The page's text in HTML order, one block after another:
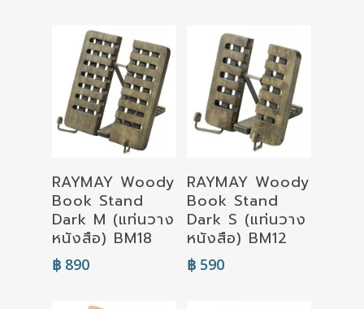
Add To Cart
RAYMAY Woody
Book Stand
Dark M (แท่นวาง
หนังสือ) BM18
฿ 890
Add To Cart
RAYMAY Woody
Book Stand
Dark S (แท่นวาง
หนังสือ) BM12
฿590